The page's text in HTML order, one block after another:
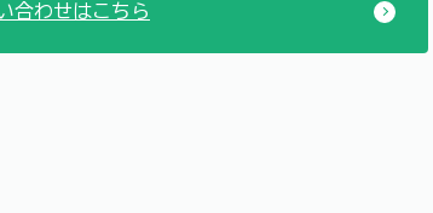
合わせはこちら